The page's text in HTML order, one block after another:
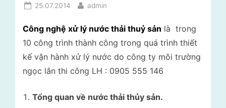
t
r
ư
ờ
g
thải
Tư
vấn
môi
Posted
25.07.2014 By
admin
Công nghệ xử lý nước thải thuỷ sản là trong
10 công trình thành công trong quá trình thiết
kế vận hành xử lý nước do công ty môi trường
ngọc lân thi công LH : 0905 555 146
Tổng quan về nước thải thủy sản.